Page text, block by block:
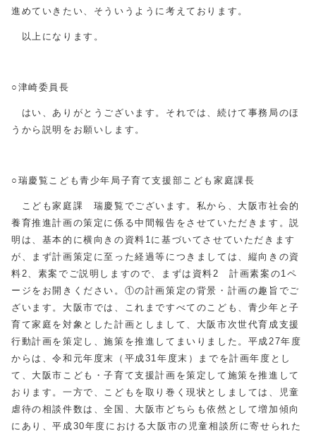
進めていきたい、そういうように考えております。
以上になります。
○津崎委員長
はい、ありがとうございます。それでは、続けて事務局のほ
うから説明をお願いします。
○瑞慶覧こども青少年局子育て支援部こども家庭課長
こども家庭課 瑞慶覧でございます。私から、大阪市社会的
養育推進計画の策定に係る中間報告をさせていただきます。説
明は、基本的に横向きの資料1に基づいてさせていただきます
が、まず計画策定に至った経過等につきましては、縦向きの資
料2、素案でご説明しますので、まずは資料2 計画素案の1ペ
ージをお開きください。①の計画策定の背景・計画の趣旨でご
ざいます。大阪市では、これまですべてのこども、青少年と子
育て家庭を対象とした計画としまして、大阪市次世代育成支援
行動計画を策定し、施策を推進してまいりました。平成27年度
からは、令和元年度末（平成31年度末）までを計画年度とし
て、大阪市こども・子育て支援計画を策定して施策を推進して
おります。一方で、こどもを取り巻く現状としましては、児童
虐待の相談件数は、全国、大阪市どちらも依然として増加傾向
にあり、平成30年度における大阪市の児童相談所に寄せられた